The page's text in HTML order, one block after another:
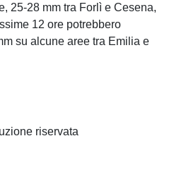
25-28 mm tra Forlì e Cesena,
12 ore potrebbero
su alcune aree tra Emilia e
riservata